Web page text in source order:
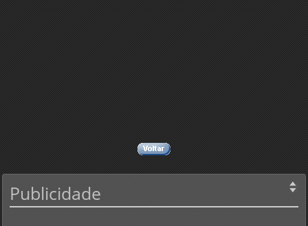
Publicidade